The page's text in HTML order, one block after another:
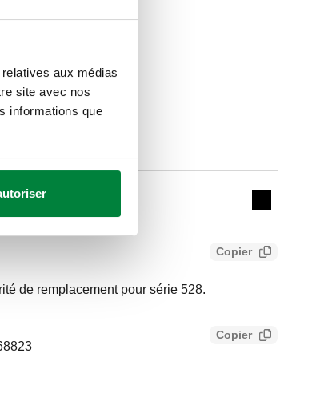
aux médias
site avec nos
informations que
Collapse
Copier
de remplacement pour série 528.
Copier